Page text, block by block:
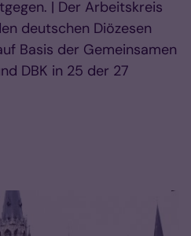
| Der Arbeitskreis
deutschen Diözesen
Basis der Gemeinsamen
DBK in 25 der 27